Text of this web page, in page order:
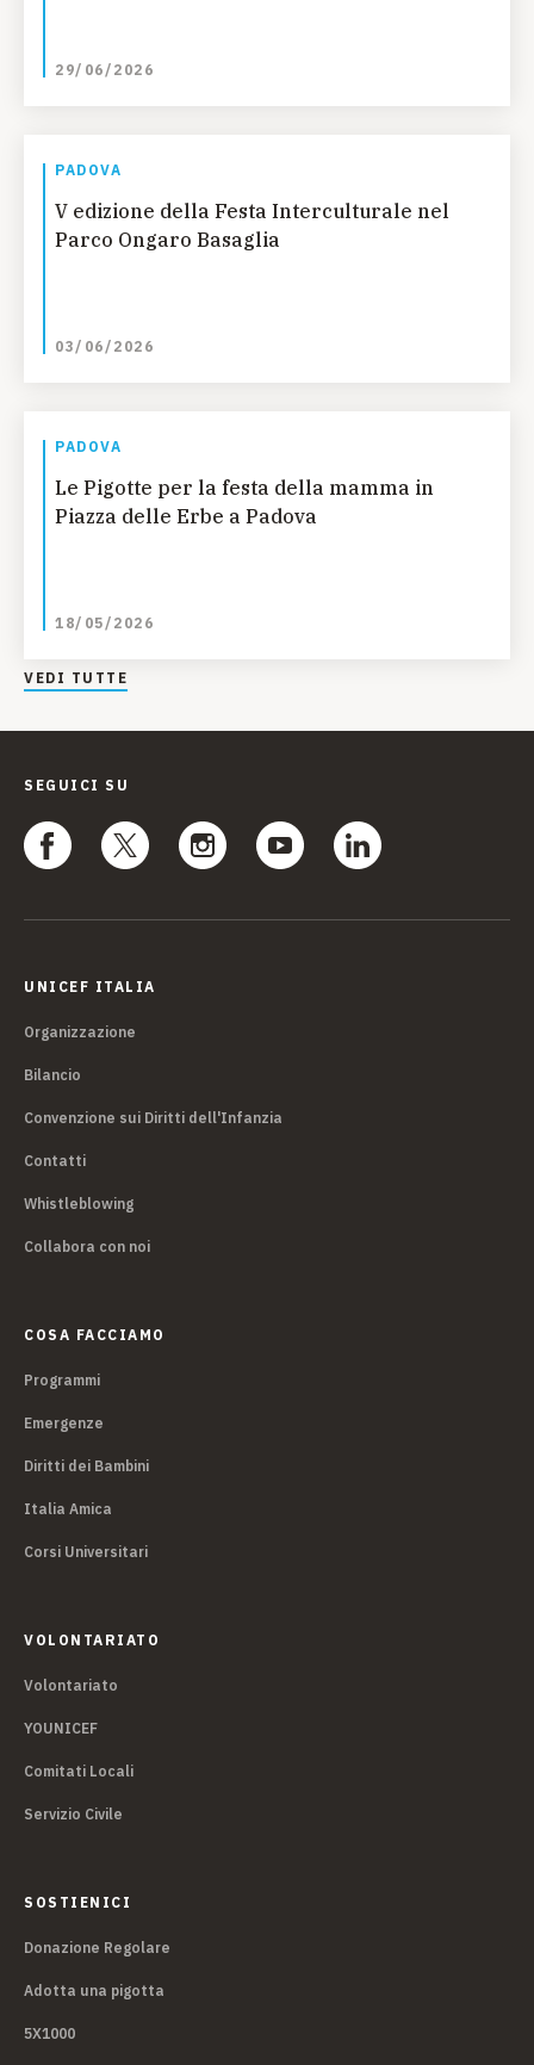
29/06/2026
PADOVA
V edizione della Festa Interculturale nel
Parco Ongaro Basaglia
03/06/2026
PADOVA
Le Pigotte per la festa della mamma in
Piazza delle Erbe a Padova
18/05/2026
VEDI TUTTE
SEGUICI SU
UNICEF ITALIA
Organizzazione
Bilancio
Convenzione sui Diritti dell'Infanzia
Contatti
Whistleblowing
Collabora con noi
COSA FACCIAMO
Programmi
Emergenze
Diritti dei Bambini
Italia Amica
Corsi Universitari
VOLONTARIATO
Volontariato
YOUNICEF
Comitati Locali
Servizio Civile
SOSTIENICI
Donazione Regolare
Adotta una pigotta
5X1000